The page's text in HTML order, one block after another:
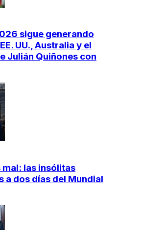
sigue generando
UU., Australia y el
Julián Quiñones con
mal: las insólitas
a dos días del Mundial